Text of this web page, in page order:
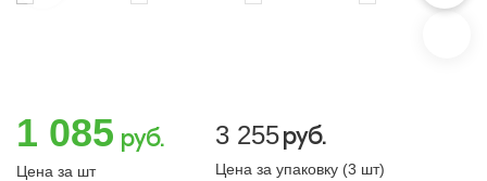
1 085 руб.
Цена за шт
3 255руб.
Цена за упаковку (3 шт)